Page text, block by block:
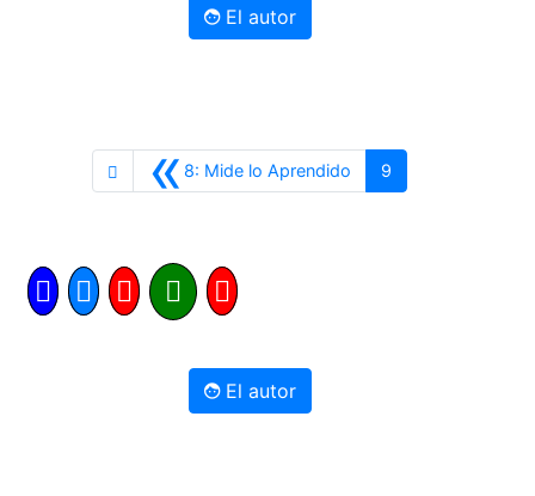
El autor
«8: Mide lo Aprendido Anterior
9
El autor